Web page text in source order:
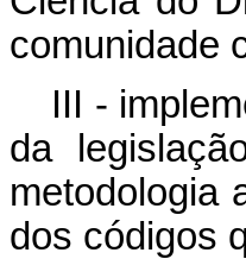
comunidade
III -
da
metodologia
dos códigos